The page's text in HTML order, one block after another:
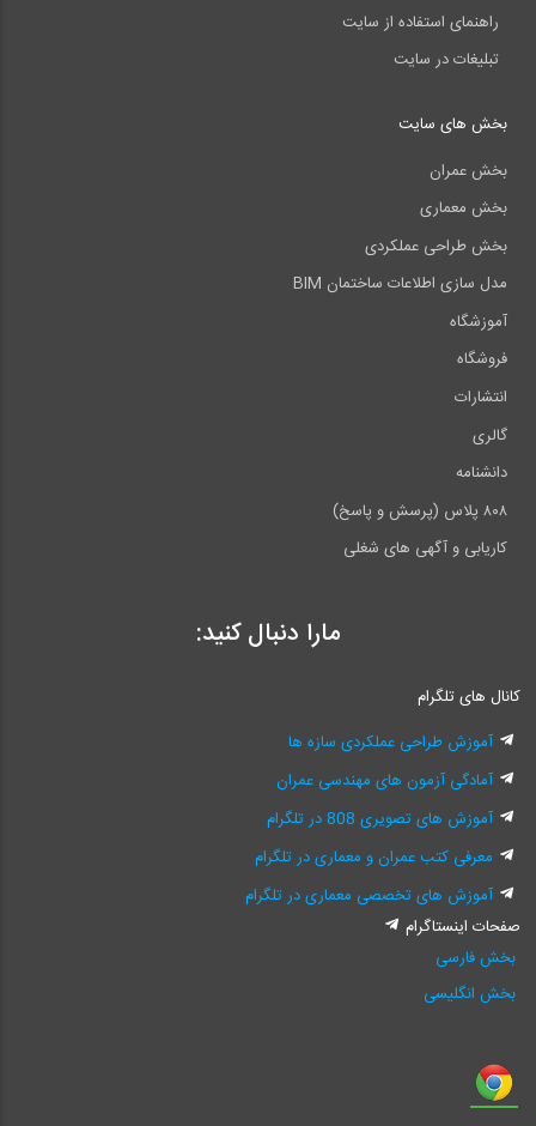
راهنمای استفاده از سایت
تبلیغات در سایت
بخش های سایت
بخش عمران
بخش معماری
بخش طراحی عملکردی
مدل سازی اطلاعات ساختمان BIM
آموزشگاه
فروشگاه
انتشارات
گالری
دانشنامه
۸۰۸ پلاس (پرسش و پاسخ)
کاریابی و آگهی های شغلی
مارا دنبال کنید:
کانال های تلگرام
آموزش طراحی عملکردی سازه ها
آمادگی آزمون های مهندسی عمران
آموزش های تصویری 808 در تلگرام
معرفی کتب عمران و معماری در تلگرام
آموزش های تخصصی معماری در تلگرام
صفحات اینستاگرام
بخش فارسی
بخش انگلیسی